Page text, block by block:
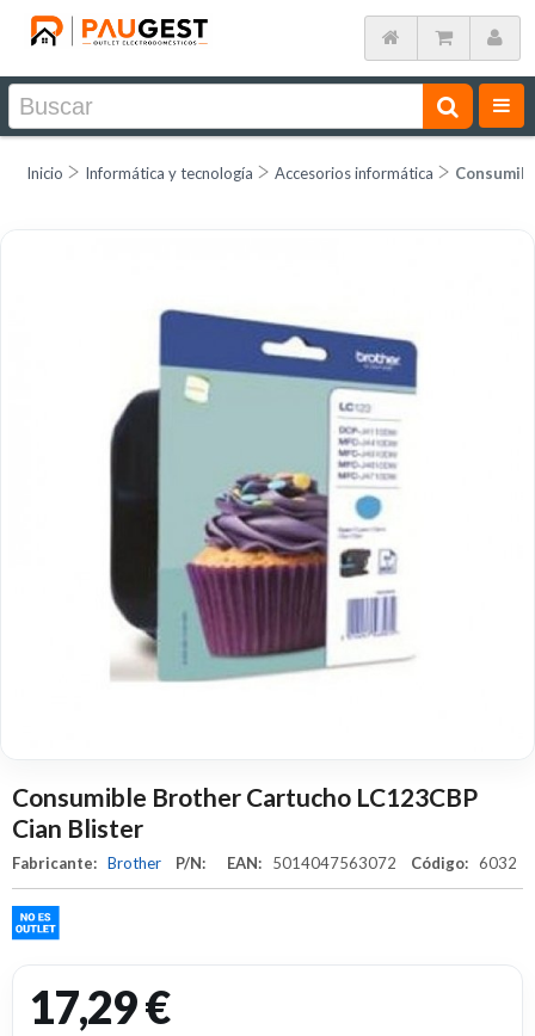
Inicio Informática y tecnología Accesorios informática
Consumible Brother Cartucho LC123CBP
Cian Blister
Fabricante: Brother P/N: EAN: 5014047563072 Código: 6032
17,29 €